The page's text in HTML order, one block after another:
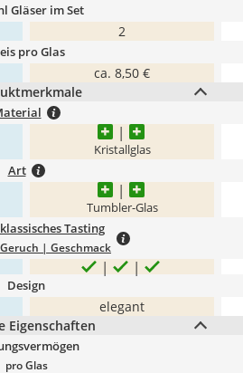
Gläser im Set
2
pro Glas
ca. 8,50 €
Kristallglas
Art
Tumbler-Glas
Tasting
| Geschmack
Design
elegant
Eigenschaften
pro Glas